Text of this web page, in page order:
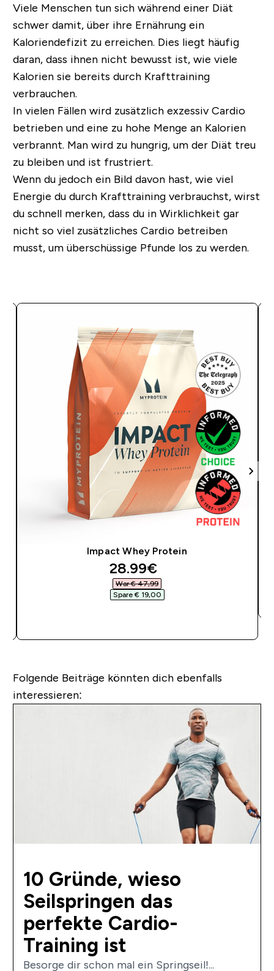
Viele Menschen tun sich während einer Diät
schwer damit, über ihre Ernährung ein
Kaloriendefizit zu erreichen. Dies liegt häufig
daran, dass ihnen nicht bewusst ist, wie viele
Kalorien sie bereits durch Krafttraining
verbrauchen.
In vielen Fällen wird zusätzlich exzessiv Cardio
betrieben und eine zu hohe Menge an Kalorien
verbrannt. Man wird zu hungrig, um der Diät treu
zu bleiben und ist frustriert.
Wenn du jedoch ein Bild davon hast, wie viel
Energie du durch Krafttraining verbrauchst, wirst
du schnell merken, dass du in Wirklichkeit gar
nicht so viel zusätzliches Cardio betreiben
musst, um überschüssige Pfunde los zu werden.
Impact Whey Protein
discounted price
28.99€‎
War € 47,99‎
Spare € 19,00‎
Folgende Beiträge könnten dich ebenfalls
interessieren:
10 Gründe, wieso
Seilspringen das
perfekte Cardio-
Training ist
Besorge dir schon mal ein Springseil!...